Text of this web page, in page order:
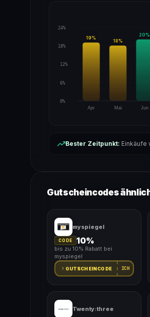
24%
18%
12%
6%
0%
Apr
19%
Mai
18%
Jun
20%
Bester Zeitpunkt: Einkäufe
Gutscheincodes
myspiegel
CODE 10%
bis zu 10% Rabatt bei
myspiegel
GUTSCHEINCODE ICH
Twenty:three